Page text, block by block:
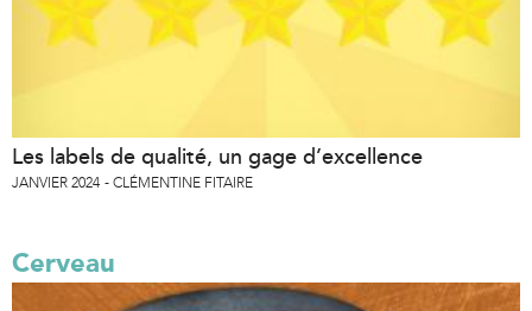
Les labels de qualité, un gage d’excellence
JANVIER 2024 CLÉMENTINE FITAIRE
Cerveau